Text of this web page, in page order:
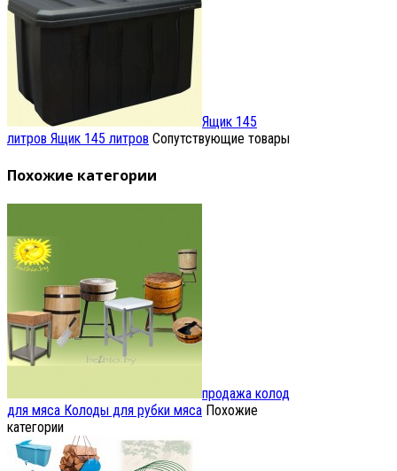
Ящик 145
литров Ящик 145 литров Сопутствующие товары
Похожие категории
продажа колод
для мяса Колоды для рубки мяса Похожие
категории